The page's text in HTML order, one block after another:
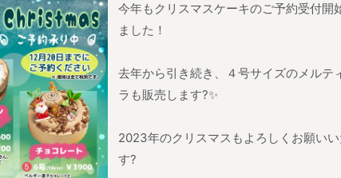
今年もクリスマスケーキのご予約受付開
ました！
去年から引き続き、４号サイズのメルテ
ラも販売します?✨
2023年のクリスマスもよろしくお願いい
す?